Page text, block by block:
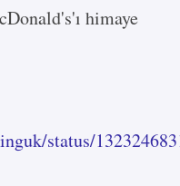
himaye
status/